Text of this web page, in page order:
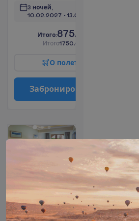
3 ночей,
10.02.2027 - 13.02.2027
Итого:875.00
Итого1750.00
О полет
Заброниро
Bungalow
Room
включено